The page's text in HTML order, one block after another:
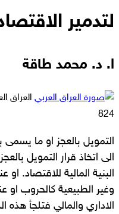
لتدمير
ا. د. محمد طاقة
العراق
824
التمويل بالعجز او ما يسمى
الى اتخاذ قرار التمويل
البنية المالية للاقتصاد.
وغير الطبيعية كالحروب
الاداري والمالي فتلجأ